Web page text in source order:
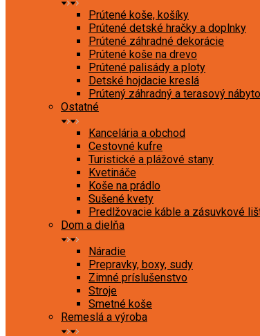
Prútené koše, košíky
Prútené detské hračky a doplnky
Prútené záhradné dekorácie
Prútené koše na drevo
Prútené palisády a ploty
Detské hojdacie kreslá
Prútený záhradný a terasový
Ostatné
Kancelária a obchod
Cestovné kufre
Turistické a plážové stany
Kvetináče
Koše na prádlo
Sušené kvety
Predlžovacie káble a zásuvkové
Dom a dielňa
Náradie
Prepravky, boxy, sudy
Zimné príslušenstvo
Stroje
Smetné koše
Remeslá a výroba